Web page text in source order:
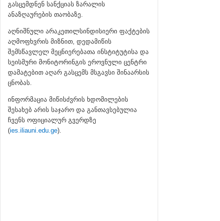
გასცემდნენ სანქციას ზარალის
ანაზღაურების თაობაზე.
აღნიშნული არაკეთილსინდისიერი ფაქტების
აღმოფხვრის მიზნით, დედამიწის
შემსწავლელ მეცნიერებათა ინსტიტუტისა და
სეისმური მონიტორინგის ეროვნული ცენტრი
დამატებით აღარ გასცემს მსგავსი შინაარსის
ცნობას.
ინფორმაცია მიწისძვრის ხდომილების
შესახებ არის საჯარო და განთავსებულია
ჩვენს ოფიციალურ გვერდზე
(ies.iliauni.edu.ge).